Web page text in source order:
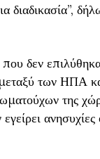
διαδικασία”,
δεν
των ΗΠΑ
της